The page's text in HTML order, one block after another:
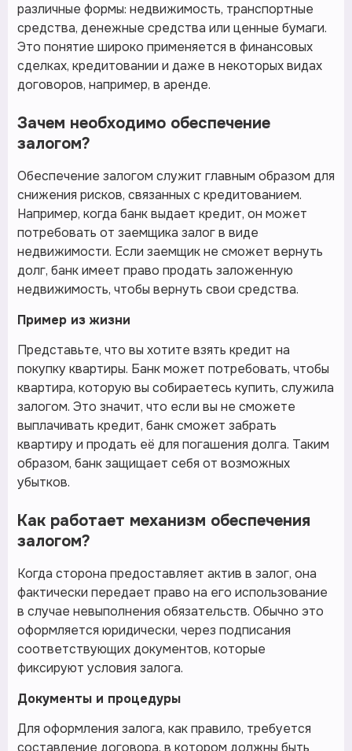
различные формы: недвижимость, транспортные
средства, денежные средства или ценные бумаги.
Это понятие широко применяется в финансовых
сделках, кредитовании и даже в некоторых видах
договоров, например, в аренде.
Зачем необходимо обеспечение
залогом?
Обеспечение залогом служит главным образом для
снижения рисков, связанных с кредитованием.
Например, когда банк выдает кредит, он может
потребовать от заемщика залог в виде
недвижимости. Если заемщик не сможет вернуть
долг, банк имеет право продать заложенную
недвижимость, чтобы вернуть свои средства.
Пример из жизни
Представьте, что вы хотите взять кредит на
покупку квартиры. Банк может потребовать, чтобы
квартира, которую вы собираетесь купить, служила
залогом. Это значит, что если вы не сможете
выплачивать кредит, банк сможет забрать
квартиру и продать её для погашения долга. Таким
образом, банк защищает себя от возможных
убытков.
Как работает механизм обеспечения
залогом?
Когда сторона предоставляет актив в залог, она
фактически передает право на его использование
в случае невыполнения обязательств. Обычно это
оформляется юридически, через подписания
соответствующих документов, которые
фиксируют условия залога.
Документы и процедуры
Для оформления залога, как правило, требуется